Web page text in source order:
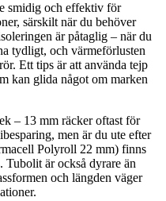
smidig och effektiv för
särskilt när du behöver
är påtaglig – när du
tydligt, och värmeförlusten
Ett tips är att använda tejp
kan glida något om marken
– 13 mm räcker oftast för
men är du ute efter
Polyroll 22 mm) finns
Tubolit är också dyrare än
och längden väger